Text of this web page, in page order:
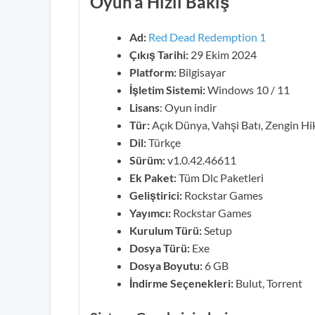
Ad: Red Dead Redemption 1
Çıkış Tarihi: 29 Ekim 2024
Platform: Bilgisayar
İşletim Sistemi:Windows 10 / 11
Lisans: Oyun indir
Tür: Açık Dünya, Vahşi Batı, Zengin
Dil:Türkçe
Sürüm:v1.0.42.46611
Ek Paket:Tüm Dlc Paketleri
Geliştirici: Rockstar Games
Yayımcı: Rockstar Games
Kurulum Türü: Setup
Dosya Türü: Exe
Dosya Boyutu: 6 GB
İndirme Seçenekleri: Bulut, Torrent